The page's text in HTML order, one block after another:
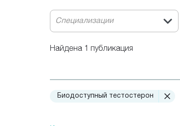
Специализации
Найдена 1 публикация
Биодоступный тестостерон